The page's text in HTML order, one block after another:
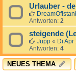
Urlauber -
Antworten: 2
steigende
Jupp « Di
Antworten: 4
NEUES THEMA